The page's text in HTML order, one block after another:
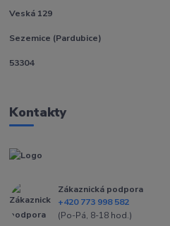
Veská 129
Sezemice (Pardubice)
53304
Kontakty
Zákaznická podpora
+420 773 998 582
(Po-Pá, 8-18 hod.)